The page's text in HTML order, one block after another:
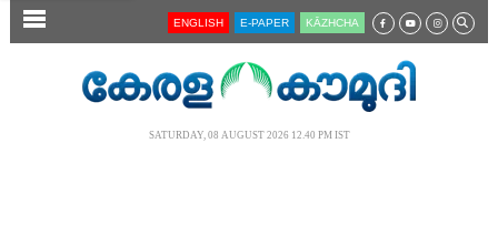
SECTIONS ENGLISH E-PAPER KĀZHCHA
SATURDAY, 08 AUGUST 2026 12.40 PM IST